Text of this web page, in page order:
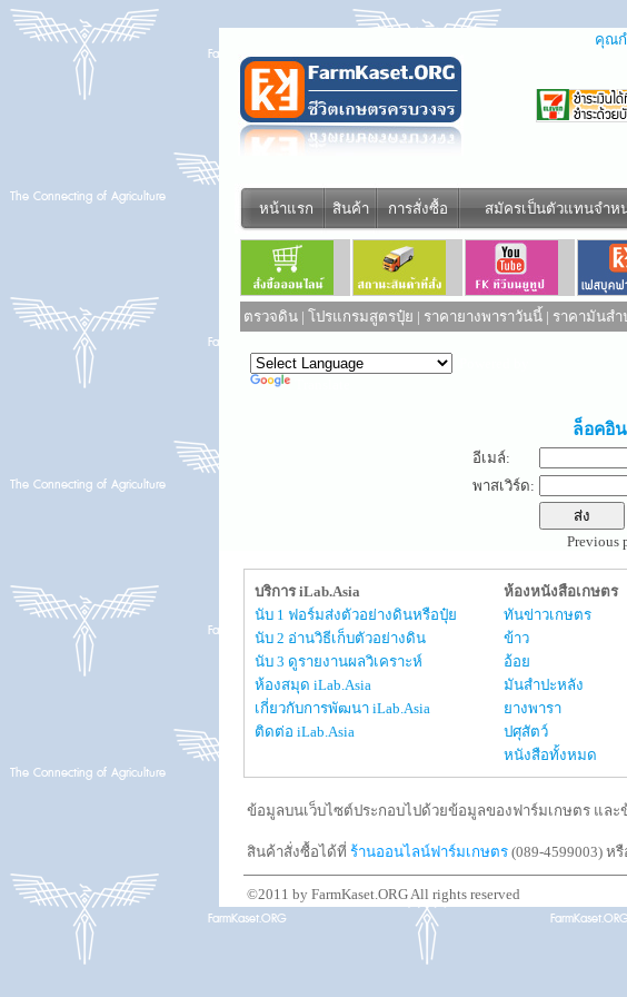
คุณก
หน้าแรก สินค้า การสั่งซื้อ สมัครเป็นตัวแทนจำห
ตรวจดิน | โปรแกรมสูตรปุ๋ย | ราคายางพาราวันนี้ | ราคามันส
ล็อคอิ
อีเมล์:
พาสเวิร์ด:
Previous
บริการ iLab.Asia
นับ 1 ฟอร์มส่งตัวอย่างดินหรือปุ๋ย
นับ 2 อ่านวิธีเก็บตัวอย่างดิน
นับ 3 ดูรายงานผลวิเคราะห์
ห้องสมุด iLab.Asia
เกี่ยวกับการพัฒนา iLab.Asia
ติดต่อ iLab.Asia
ห้องหนังสือเกษตร
ทันข่าวเกษตร
ข้าว
อ้อย
มันสำปะหลัง
ยางพารา
ปศุสัตว์
หนังสือทั้งหมด
ข้อมูลบนเว็บไซต์ประกอบไปด้วยข้อมูลของฟาร์มเกษตร แล
สินค้าสั่งซื้อได้ที่ ร้านออนไลน์ฟาร์มเกษตร (089-4599003) ห
©2011 by FarmKaset.ORG All rights reserved